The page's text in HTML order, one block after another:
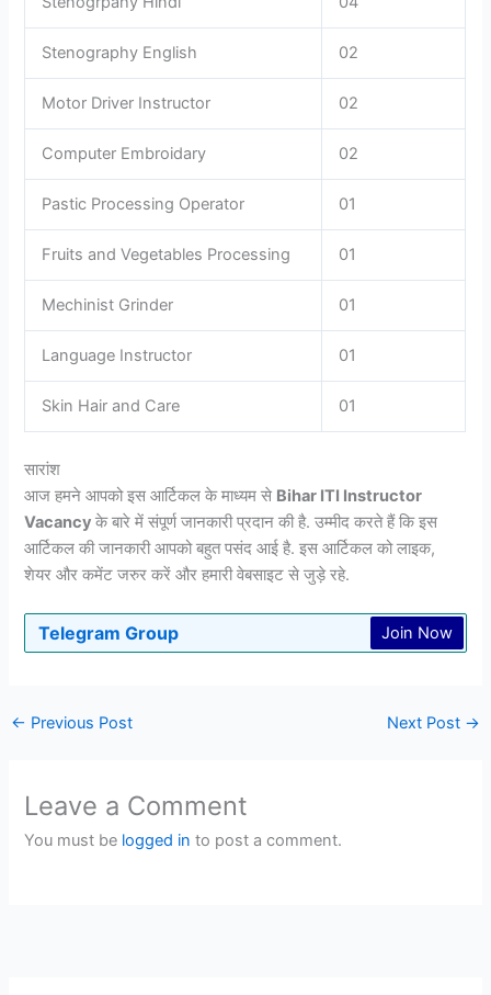
Stenography English 02
Motor Driver Instructor 02
Computer Embroidary 02
Pastic Processing Operator 01
Fruits and Vegetables Processing 01
Mechinist Grinder 01
Language Instructor 01
Skin Hair and Care 01
सारांश
आज हमने आपको इस आर्टिकल के माध्यम से Bihar ITI Instructor
Vacancyके बारे में संपूर्ण जानकारी प्रदान की है. उम्मीद करते हैं कि इस
आर्टिकल की जानकारी आपको बहुत पसंद आई है. इस आर्टिकल को लाइक,
शेयर और कमेंट जरुर करें और हमारी वेबसाइट से जुड़े रहे.
Telegram Group Join Now
← Previous Post Next Post →
Leave a Comment
You must be logged in to post a comment.